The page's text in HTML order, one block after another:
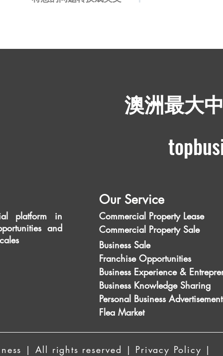
澳洲最大
platform in
and
Our Service
Commercial Property Lease
Commercial Property Sale
Business Sale
Franchise Opportunities
Business Experience &
Business Knowledge Sharing
Personal Business
Flea Market
| All rights reserved | Privacy Policy |